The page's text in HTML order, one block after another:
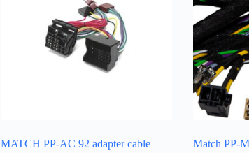
MATCH PP-AC 92 adapter cable
Match PP-